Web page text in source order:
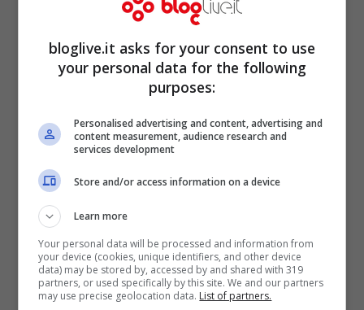
presidente hanno chiesto a gran voce
l’acquisto di Messi. Sogni proibitivi, certo,
ma si sa, sognare è lecito. Non arriverà il
fantasista del Barcellona, ma i nomi per
l’attacco che si sono fatti (alcuni dei quali
possibili già a Gennaio) sono
Dzeko e Lavezzi, di sicuro non gli ultimi
arrivati. Se non arrivasse nessuno tra
questi, già pronta la pista Pinilla, con
Astoriin aggiunta per rinforzare la difesa.
bloglive.it asks for your consent to use
your personal data for the following
purposes:
Personalised advertising and content, advertising and
content measurement, audience research and
services development
Store and/or access information on a device
Learn more
Your personal data will be processed and information from
your device (cookies, unique identifiers, and other device
data) may be stored by, accessed by and shared with 319
partners, or used specifically by this site. We and our partners
may use precise geolocation data. List of partners.